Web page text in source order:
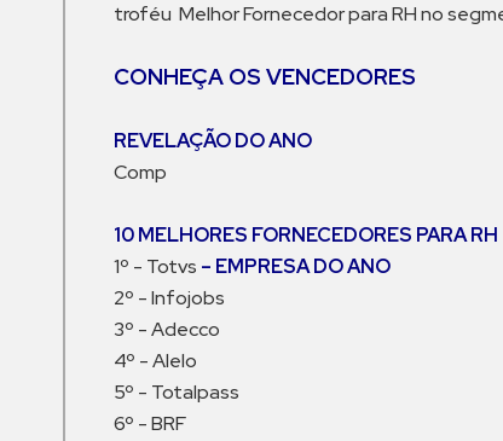
troféu Melhor Fornecedor para RH no
CONHEÇA OS VENCEDORES
REVELAÇÃO DO ANO
Comp
10 MELHORES FORNECEDORES PARA RH
1º - Totvs – EMPRESA DO ANO
2º - Infojobs
3º - Adecco
4º - Alelo
5º - Totalpass
6º - BRF